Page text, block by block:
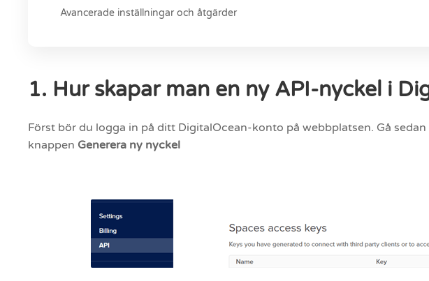
Avancerade inställningar och åtgärder
1. Hur skapar man en ny API-nyckel i
Först bör du logga in på ditt DigitalOcean-konto på webbplatsen. Gå sedan
knappen Generera ny nyckel